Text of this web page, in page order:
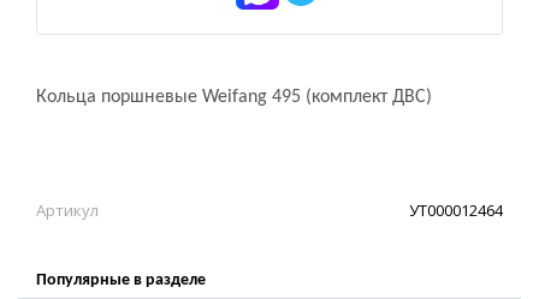
Кольца поршневые Weifang 495 (комплект ДВС)
Артикул УТ000012464
Популярные в разделе